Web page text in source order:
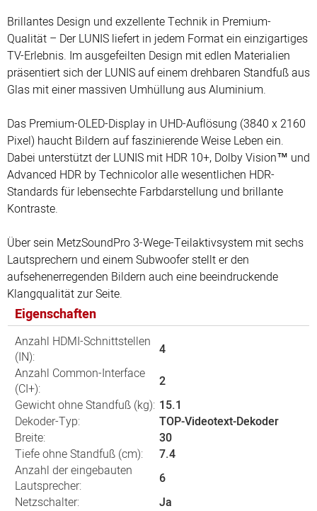
Brillantes Design und exzellente Technik in Premium-
Qualität – Der LUNIS liefert in jedem Format ein einzigartiges
TV-Erlebnis. Im ausgefeilten Design mit edlen Materialien
präsentiert sich der LUNIS auf einem drehbaren Standfuß aus
Glas mit einer massiven Umhüllung aus Aluminium.
Das Premium-OLED-Display in UHD-Auflösung (3840 x 2160
Pixel) haucht Bildern auf faszinierende Weise Leben ein.
Dabei unterstützt der LUNIS mit HDR 10+, Dolby Vision™ und
Advanced HDR by Technicolor alle wesentlichen HDR-
Standards für lebensechte Farbdarstellung und brillante
Kontraste.
Über sein MetzSoundPro 3-Wege-Teilaktivsystem mit sechs
Lautsprechern und einem Subwoofer stellt er den
aufsehenerregenden Bildern auch eine beeindruckende
Klangqualität zur Seite.
Eigenschaften
Anzahl HDMI-Schnittstellen
(IN):
4
Anzahl Common-Interface
(CI+):
2
Gewicht ohne Standfuß (kg): 15.1
Dekoder-Typ:
TOP-Videotext-Dekoder
Breite:
30
Tiefe ohne Standfuß (cm):
7.4
Anzahl der eingebauten
Lautsprecher:
6
Netzschalter:
Ja